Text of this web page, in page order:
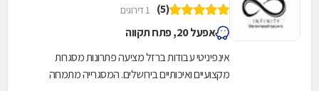
(5) 1 דירוגים
אפעל 20, פתח תקווה
אינפיניטי עבודות ברזל מציעה פתרונות מסגרות
מקצועיים ואיכותיים בירושלים. המסגרייה מתמחה